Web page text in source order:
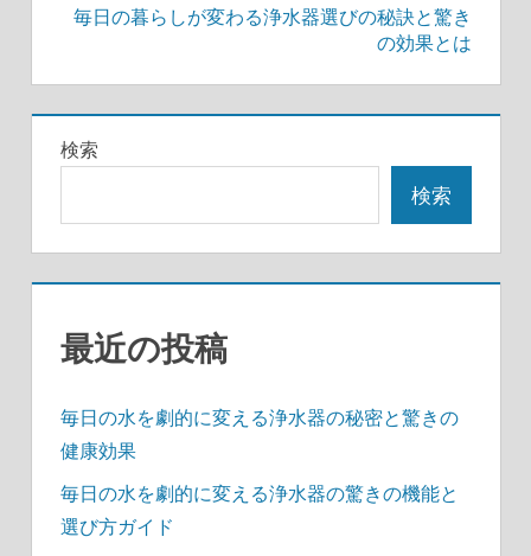
ゲ
ー
シ
ョ
ン
毎日の暮らしが変わる浄水器選びの秘訣と驚き
の効果とは
検索
検索
最近の投稿
毎日の水を劇的に変える浄水器の秘密と驚きの
健康効果
毎日の水を劇的に変える浄水器の驚きの機能と
選び方ガイド